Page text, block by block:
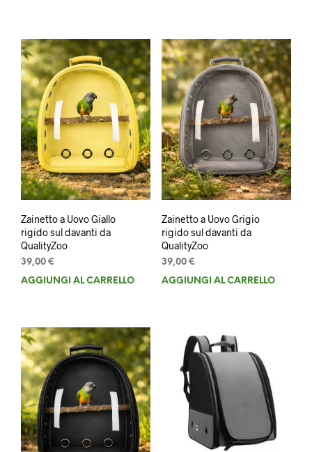
Zainetto a Uovo Giallo
rigido sul davanti da
QualityZoo
39,00 €
AGGIUNGI AL CARRELLO
Zainetto a Uovo Grigio
rigido sul davanti da
QualityZoo
39,00 €
AGGIUNGI AL CARRELLO